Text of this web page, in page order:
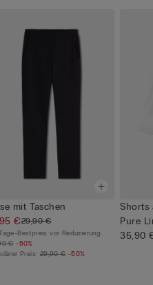
mit Taschen
€29,90 €
Bestpreis vor Reduzierung:
€ -50%
Preis: 29,90 € -50%
Shorts
Pure
35,90